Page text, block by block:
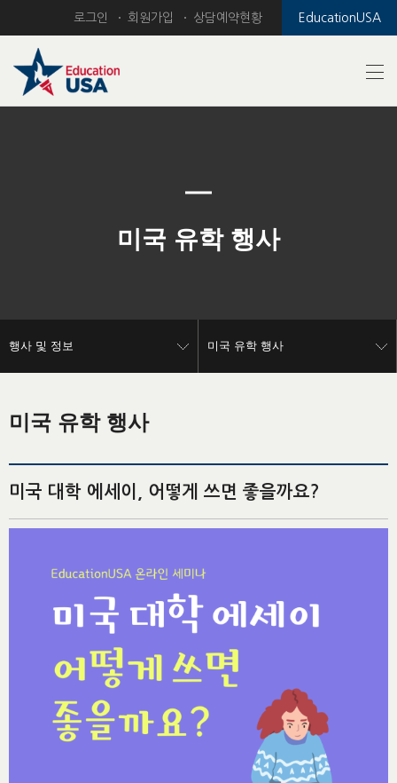
EducationUSA
로그인 회원가입 상담예약현황
미국 유학 행사
행사 및 정보 미국 유학 행사
미국 유학 행사
미국 대학 에세이, 어떻게 쓰면 좋을까요?